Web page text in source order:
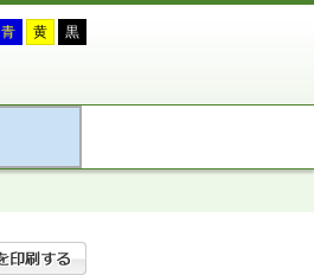
青 黄 黒